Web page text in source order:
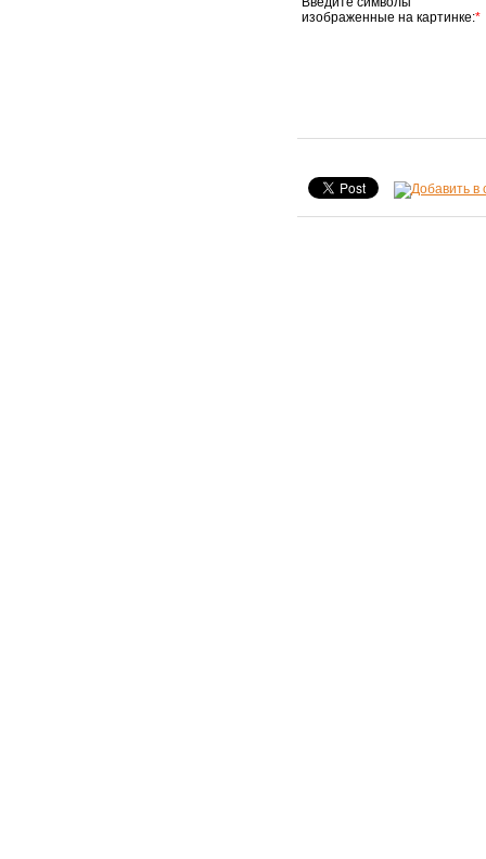
изображенные на картинке:*